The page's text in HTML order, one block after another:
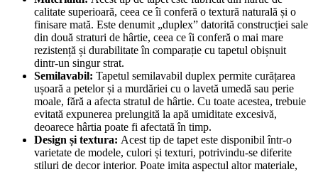
calitate superioară, ceea ce îi conferă o textură naturală și o
finisare mată. Este denumit „duplex” datorită construcției sale
din două straturi de hârtie, ceea ce îi conferă o mai mare
rezistență și durabilitate în comparație cu tapetul obișnuit
dintr-un singur strat.
Semilavabil: Tapetul semilavabil duplex permite curățarea
ușoară a petelor și a murdăriei cu o lavetă umedă sau perie
moale, fără a afecta stratul de hârtie. Cu toate acestea, trebuie
evitată expunerea prelungită la apă umiditate excesivă,
deoarece hârtia poate fi afectată în timp.
Design și textura: Acest tip de tapet este disponibil într-o
varietate de modele, culori și texturi, potrivindu-se diferite
stiluri de decor interior. Poate imita aspectul altor materiale,